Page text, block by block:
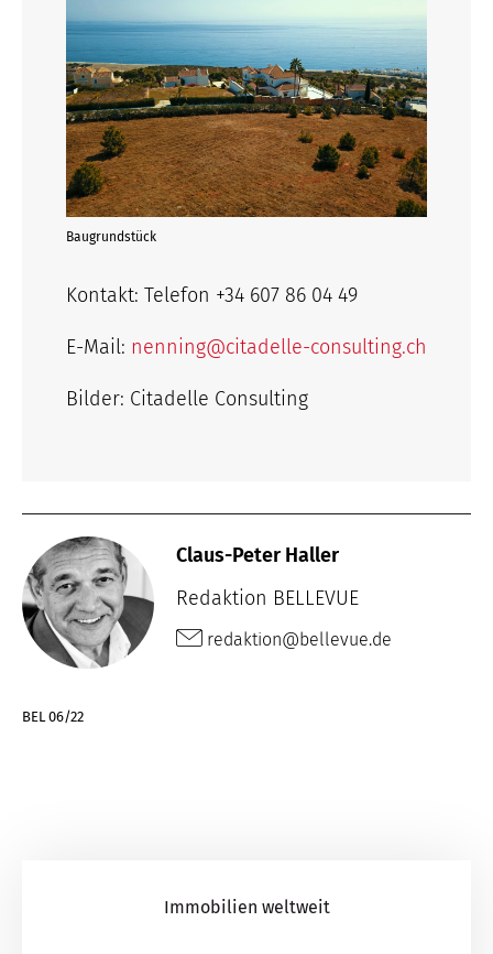
Baugrundstück
Kontakt: Telefon +34 607 86 04 49
E-Mail: nenning@citadelle-consulting.ch
Bilder: Citadelle Consulting
Claus-Peter Haller
Redaktion BELLEVUE
redaktion@bellevue.de
BEL 06/22
Immobilien weltweit